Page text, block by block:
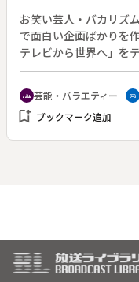
お笑い芸人・バカリズ
で面白い企画ばかりを
テレビから世界へ」を
アップし、全世界に配
の内容は…企画１「ク
問のクイズに、とにか
企画２「飛躍させよう
groups 芸能・バラエティー sports_esports
bookmark_add ブックマーク追加